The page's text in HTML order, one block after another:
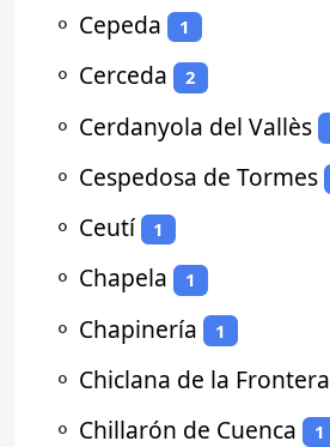
⚬ Cepeda 1
⚬ Cerceda 2
⚬ Cerdanyola del Vallès
⚬ Cespedosa de Tormes
⚬ Ceutí 1
⚬ Chapela 1
⚬ Chapinería 1
⚬ Chiclana de la Frontera
⚬ Chillarón de Cuenca 1